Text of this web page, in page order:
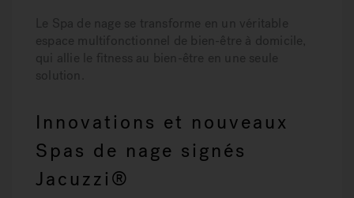
Le Spa de nage se transforme en un véritable
espace multifonctionnel de bien-être à domicile,
qui allie le fitness au bien-être en une seule
solution
Innovations et nouveaux
Spas de nage signés
Jacuzzi®